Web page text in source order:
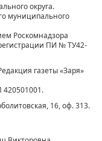
округа.
муниципального
Роскомнадзора
ПИ № ТУ42-
газеты «Заря»
16, оф. 313.